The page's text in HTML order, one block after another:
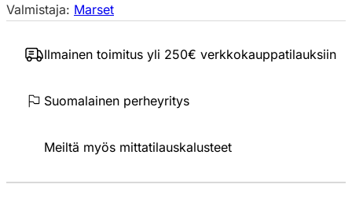
Valmistaja: Marset
Ilmainen toimitus yli 250€ verkkokauppatilauksiin
Suomalainen perheyritys
Meiltä myös mittatilauskalusteet